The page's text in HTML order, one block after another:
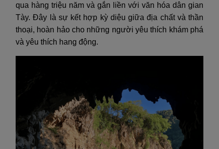
qua hàng triệu năm và gắn liền với văn hóa dân gian
Tày. Đây là sự kết hợp kỳ diệu giữa địa chất và thần
thoại, hoàn hảo cho những người yêu thích khám phá
và yêu thích hang động.